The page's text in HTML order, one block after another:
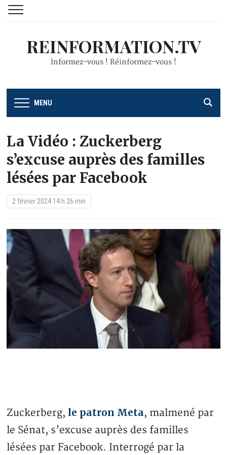
REINFORMATION.TV
Informez-vous ! Réinformez-vous !
MENU
La Vidéo : Zuckerberg
s’excuse auprès des familles
lésées par Facebook
2 février 2024 14 h 26 min
Zuckerberg, le patron Meta, malmené par
le Sénat, s’excuse auprès des familles
lésées par Facebook. Interrogé par la